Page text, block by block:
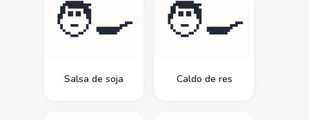
🧑‍🍳
Salsa de soja
🧑‍🍳
Caldo de res